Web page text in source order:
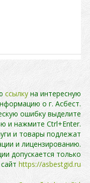
ссылку на интересную
о г. Асбест.
ошибку выделите
и нажмите Ctrl+Enter.
и товары подлежат
и лицензированию.
допускается только
https://asbestgid.ru